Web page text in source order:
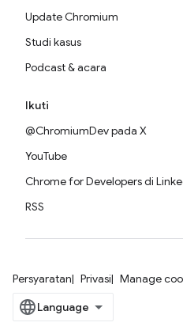
Update Chromium
Studi kasus
Podcast & acara
Ikuti
@ChromiumDev pada X
YouTube
Chrome for Developers di
RSS
Persyaratan Privasi Manage